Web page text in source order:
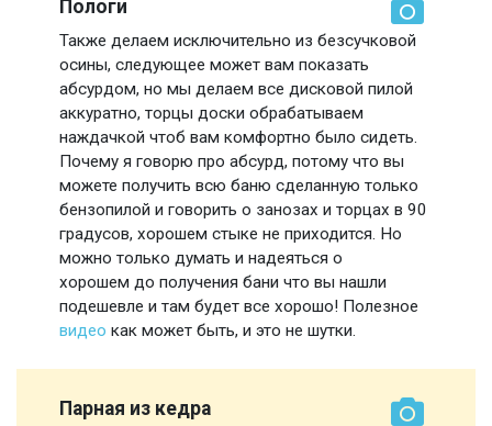
Пологи
Также делаем исключительно из безсучковой
осины, следующее может вам показать
абсурдом, но мы делаем все дисковой пилой
аккуратно, торцы доски обрабатываем
наждачкой чтоб вам комфортно было сидеть.
Почему я говорю про абсурд, потому что вы
можете получить всю баню сделанную только
бензопилой и говорить о занозах и торцах в 90
градусов, хорошем стыке не приходится. Но
можно только думать и надеяться о
хорошем до получения бани что вы нашли
подешевле и там будет все хорошо! Полезное
видео как может быть, и это не шутки.
Парная из кедра